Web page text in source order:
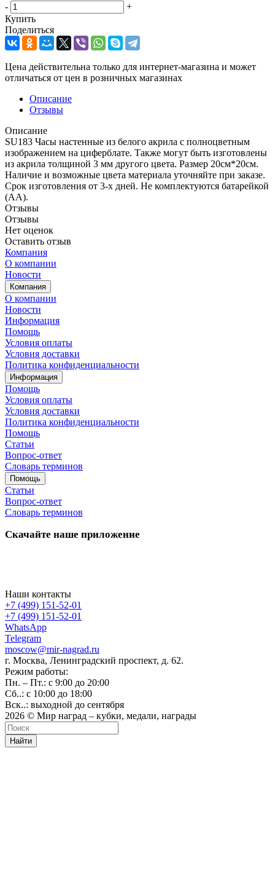
-
+
Купить
Поделиться
Цена действительна только для интернет-магазина и может
отличаться от цен в розничных магазинах
Описание
Отзывы
Описание
SU183 Часы настенные из белого акрила с полноцветным
изображением на циферблате. Также могут быть изготовлены
из акрила толщиной 3 мм другого цвета. Размер 20см*20см.
Наличие и возможные цвета материала уточняйте при заказе.
Срок изготовления от 3-х дней. Не комплектуются батарейкой
(АА).
Отзывы
Отзывы
Нет оценок
Оставить отзыв
Компания
О компании
Новости
Компания
О компании
Новости
Информация
Помощь
Условия оплаты
Условия доставки
Политика конфиденциальности
Информация
Помощь
Условия оплаты
Условия доставки
Политика конфиденциальности
Помощь
Статьи
Вопрос-ответ
Словарь терминов
Помощь
Статьи
Вопрос-ответ
Словарь терминов
Скачайте наше приложение
Наши контакты
+7 (499) 151-52-01
+7 (499) 151-52-01
WhatsApp
Telegram
moscow@mir-nagrad.ru
г. Москва, Ленинградский проспект, д. 62.
Режим работы:
Пн. – Пт.: с 9:00 до 20:00
Сб..: с 10:00 до 18:00
Вск..: выходной до сентября
2026 © Мир наград – кубки, медали, награды
Найти